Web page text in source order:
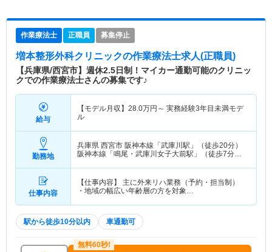
作業療法士 正職員 募集停止
増本整形外科クリニックの作業療法士求人(正職員)
【兵庫県/西宮市】週休2.5日制！マイカー通勤可能のクリニッ
クでの作業療法士さんの募集です♪
給与
【モデル月収】 28.0万円～ 実務経験3年目未満モデ
ル
勤務地
兵庫県 西宮市 阪神本線「武庫川駅」（徒歩20分）
阪神本線「鳴尾・武庫川女子大前駅」（徒歩7分）
仕事内容
【仕事内容】 主に外来リハ業務（予約・担当制）
・地域の幅広い年齢層の方を対象…
駅から徒歩10分以内 車通勤可